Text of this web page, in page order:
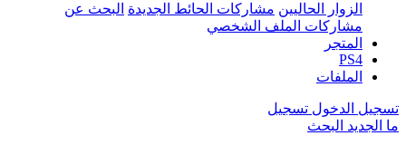
الزوار الحاليين مشاركات الحائط الجديدة البحث عن
مشاركات الملف الشخصي
المتجر
PS4
الملفات
تسجيل الدخول تسجيل
ما الجديد البحث